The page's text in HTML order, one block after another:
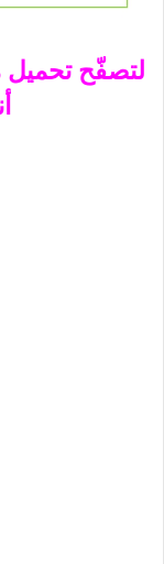
لتصفّح تحميل